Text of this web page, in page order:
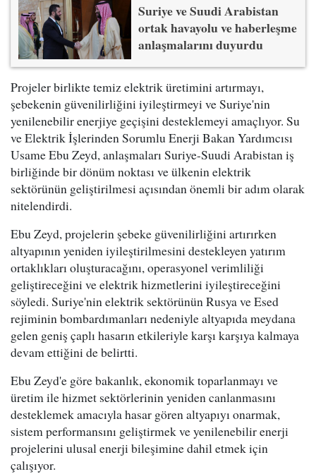
Suriye ve Suudi Arabistan
ortak havayolu ve haberleşme
anlaşmalarını duyurdu
Projeler birlikte temiz elektrik üretimini artırmayı,
şebekenin güvenilirliğini iyileştirmeyi ve Suriye'nin
yenilenebilir enerjiye geçişini desteklemeyi amaçlıyor. Su
ve Elektrik İşlerinden Sorumlu Enerji Bakan Yardımcısı
Usame Ebu Zeyd, anlaşmaları Suriye-Suudi Arabistan iş
birliğinde bir dönüm noktası ve ülkenin elektrik
sektörünün geliştirilmesi açısından önemli bir adım olarak
nitelendirdi.
Ebu Zeyd, projelerin şebeke güvenilirliğini artırırken
altyapının yeniden iyileştirilmesini destekleyen yatırım
ortaklıkları oluşturacağını, operasyonel verimliliği
geliştireceğini ve elektrik hizmetlerini iyileştireceğini
söyledi. Suriye'nin elektrik sektörünün Rusya ve Esed
rejiminin bombardımanları nedeniyle altyapıda meydana
gelen geniş çaplı hasarın etkileriyle karşı karşıya kalmaya
devam ettiğini de belirtti.
Ebu Zeyd'e göre bakanlık, ekonomik toparlanmayı ve
üretim ile hizmet sektörlerinin yeniden canlanmasını
desteklemek amacıyla hasar gören altyapıyı onarmak,
sistem performansını geliştirmek ve yenilenebilir enerji
projelerini ulusal enerji bileşimine dahil etmek için
çalışıyor.